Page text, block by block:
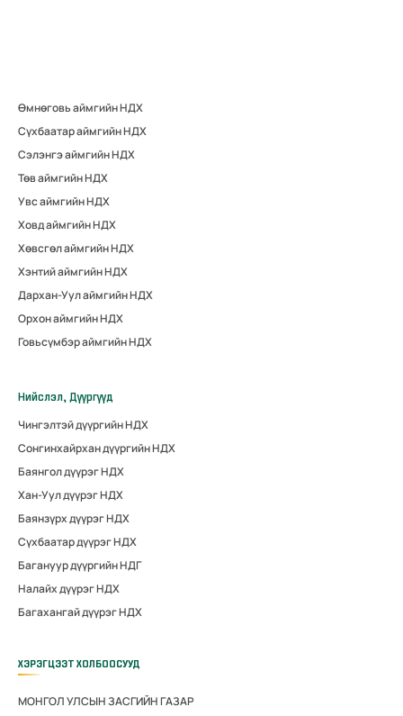
Өмнөговь аймгийн НДХ
Сүхбаатар аймгийн НДХ
Сэлэнгэ аймгийн НДХ
Төв аймгийн НДХ
Увс аймгийн НДХ
Ховд аймгийн НДХ
Хөвсгөл аймгийн НДХ
Хэнтий аймгийн НДХ
Дархан-Уул аймгийн НДХ
Орхон аймгийн НДХ
Говьсүмбэр аймгийн НДХ
Нийслэл, Дүүргүүд
Чингэлтэй дүүргийн НДХ
Сонгинхайрхан дүүргийн НДХ
Баянгол дүүрэг НДХ
Хан-Уул дүүрэг НДХ
Баянзүрх дүүрэг НДХ
Сүхбаатар дүүрэг НДХ
Багануур дүүргийн НДГ
Налайх дүүрэг НДХ
Багахангай дүүрэг НДХ
ХЭРЭГЦЭЭТ ХОЛБООСУУД
МОНГОЛ УЛСЫН ЗАСГИЙН ГАЗАР